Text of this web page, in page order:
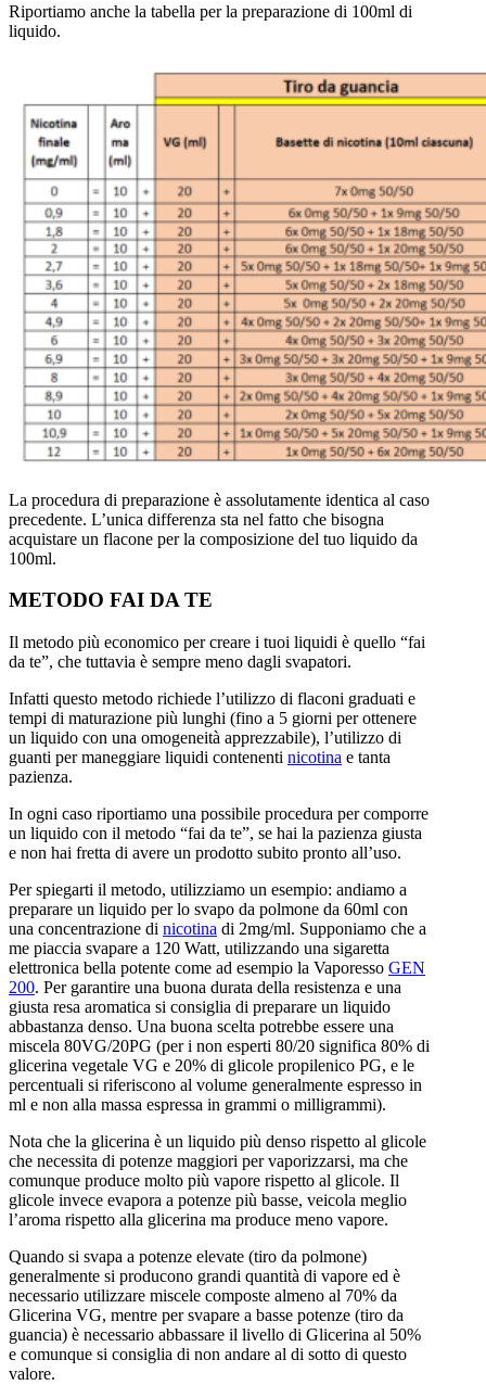
Riportiamo anche la tabella per la preparazione di 100ml di
liquido.
La procedura di preparazione è assolutamente identica al caso
precedente. L’unica differenza sta nel fatto che bisogna
acquistare un flacone per la composizione del tuo liquido da
100ml.
METODO FAI DA TE
Il metodo più economico per creare i tuoi liquidi è quello “fai
da te”, che tuttavia è sempre meno dagli svapatori.
Infatti questo metodo richiede l’utilizzo di flaconi graduati e
tempi di maturazione più lunghi (fino a 5 giorni per ottenere
un liquido con una omogeneità apprezzabile), l’utilizzo di
guanti per maneggiare liquidi contenenti nicotina e tanta
pazienza.
In ogni caso riportiamo una possibile procedura per comporre
un liquido con il metodo “fai da te”, se hai la pazienza giusta
e non hai fretta di avere un prodotto subito pronto all’uso.
Per spiegarti il metodo, utilizziamo un esempio: andiamo a
preparare un liquido per lo svapo da polmone da 60ml con
una concentrazione di nicotina di 2mg/ml. Supponiamo che a
me piaccia svapare a 120 Watt, utilizzando una sigaretta
elettronica bella potente come ad esempio la Vaporesso GEN
200. Per garantire una buona durata della resistenza e una
giusta resa aromatica si consiglia di preparare un liquido
abbastanza denso. Una buona scelta potrebbe essere una
miscela 80VG/20PG (per i non esperti 80/20 significa 80% di
glicerina vegetale VG e 20% di glicole propilenico PG, e le
percentuali si riferiscono al volume generalmente espresso in
ml e non alla massa espressa in grammi o milligrammi).
Nota che la glicerina è un liquido più denso rispetto al glicole
che necessita di potenze maggiori per vaporizzarsi, ma che
comunque produce molto più vapore rispetto al glicole. Il
glicole invece evapora a potenze più basse, veicola meglio
l’aroma rispetto alla glicerina ma produce meno vapore.
Quando si svapa a potenze elevate (tiro da polmone)
generalmente si producono grandi quantità di vapore ed è
necessario utilizzare miscele composte almeno al 70% da
Glicerina VG, mentre per svapare a basse potenze (tiro da
guancia) è necessario abbassare il livello di Glicerina al 50%
e comunque si consiglia di non andare al di sotto di questo
valore.